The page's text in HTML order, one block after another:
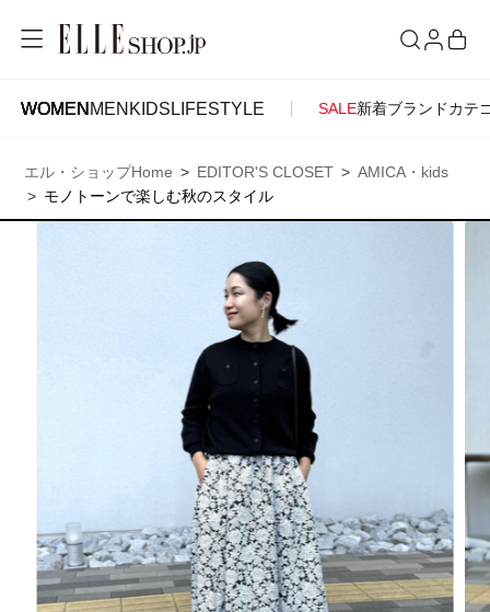
WOMEN MEN KIDS LIFESTYLE SALE新着ブランドカテ
WOMENMENKIDSLIFESTYLE
ITEMS
最旬！トレンドワード
ACCOUNT
お気に入りアイテム
ポイント・クーポン
アカウント連携
SEE RESULTS
エル・ショップHome EDITOR'S CLOSET
AMICA・kids
モノトーンで楽しむ秋のスタイル